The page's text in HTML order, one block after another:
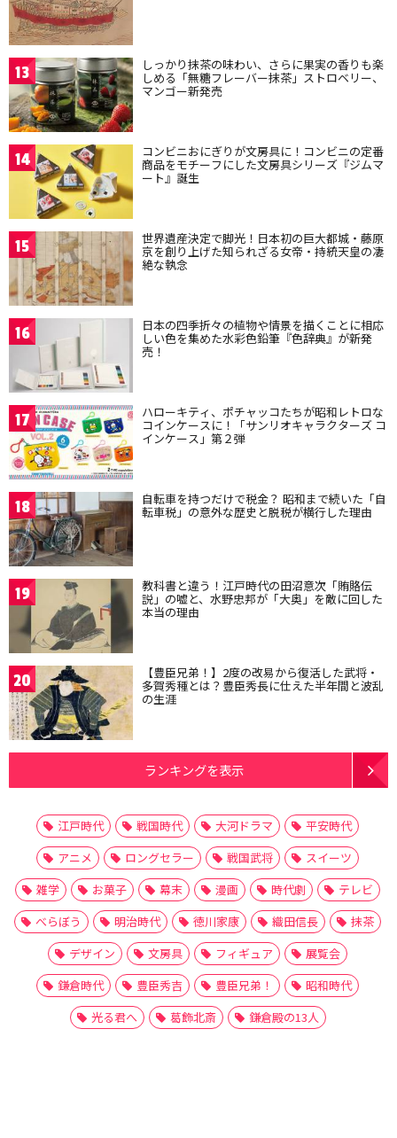
13 しっかり抹茶の味わい、さらに果実の香りも楽
しめる「無糖フレーバー抹茶」ストロベリー、
マンゴー新発売
14 コンビニおにぎりが文房具に！コンビニの定番
商品をモチーフにした文房具シリーズ『ジムマ
ート』誕生
15 世界遺産決定で脚光！日本初の巨大都城・藤原
京を創り上げた知られざる女帝・持統天皇の凄
絶な執念
16 日本の四季折々の植物や情景を描くことに相応
しい色を集めた水彩色鉛筆『色辞典』が新発
売！
17 ハローキティ、ポチャッコたちが昭和レトロな
コインケースに！「サンリオキャラクターズ コ
インケース」第２弾
18 自転車を持つだけで税金？ 昭和まで続いた「自
転車税」の意外な歴史と脱税が横行した理由
19 教科書と違う！江戸時代の田沼意次「賄賂伝
説」の嘘と、水野忠邦が「大奥」を敵に回した
本当の理由
20 【豊臣兄弟！】2度の改易から復活した武将・
多賀秀種とは？豊臣秀長に仕えた半年間と波乱
の生涯
ランキングを表示
江戸時代 戦国時代 大河ドラマ
平安時代
アニメ
ロングセラー 戦国武将
スイーツ
雑学
お菓子 幕末 漫画 時代劇
テレビ
べらぼう
明治時代 徳川家康 織田信長
抹茶
デザイン
文房具 フィギュア
展覧会
鎌倉時代
豊臣秀吉 豊臣兄弟！
昭和時代
光る君へ
葛飾北斎 鎌倉殿の13人